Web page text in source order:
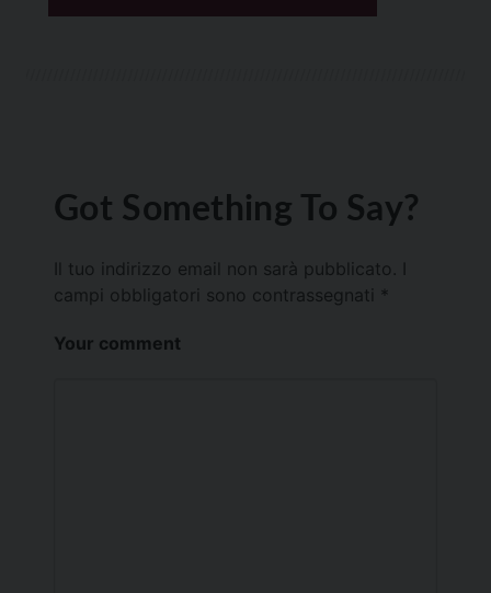
Got Something To Say?
Il tuo indirizzo email non sarà pubblicato.
campi obbligatori sono contrassegnati *
Your comment